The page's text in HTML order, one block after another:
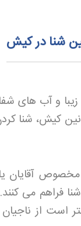
شنا در کیش
و آب های
کیش، شنا
آقایان
شنا فراهم می
است از